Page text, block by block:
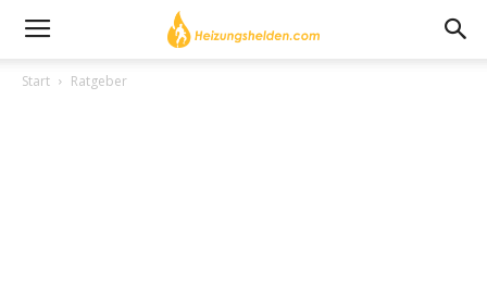
Start Ratgeber